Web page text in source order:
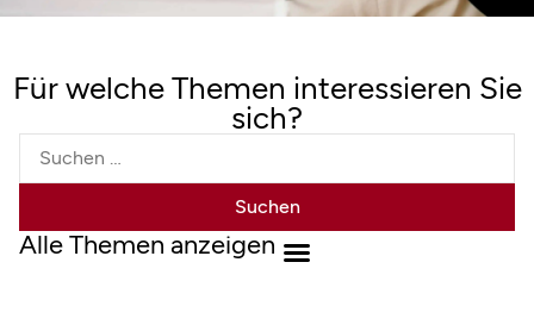
Für welche Themen interessieren Sie
sich?
Alle Themen anzeigen